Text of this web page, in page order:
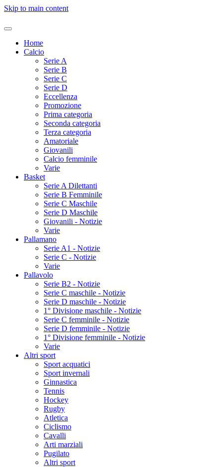
Skip to main content
Home
Calcio
Serie A
Serie B
Serie C
Serie D
Eccellenza
Promozione
Prima categoria
Seconda categoria
Terza categoria
Amatoriale
Giovanili
Calcio femminile
Varie
Basket
Serie A Dilettanti
Serie B Femminile
Serie C Maschile
Serie D Maschile
Giovanili - Notizie
Varie
Pallamano
Serie A1 - Notizie
Serie C - Notizie
Varie
Pallavolo
Serie B2 - Notizie
Serie C maschile - Notizie
Serie D maschile - Notizie
1° Divisione maschile - Notizie
Serie C femminile - Notizie
Serie D femminile - Notizie
1° Divisione femminile - Notizie
Varie
Altri sport
Sport acquatici
Sport invernali
Ginnastica
Tennis
Hockey
Rugby
Atletica
Ciclismo
Cavalli
Arti marziali
Pugilato
Altri sport